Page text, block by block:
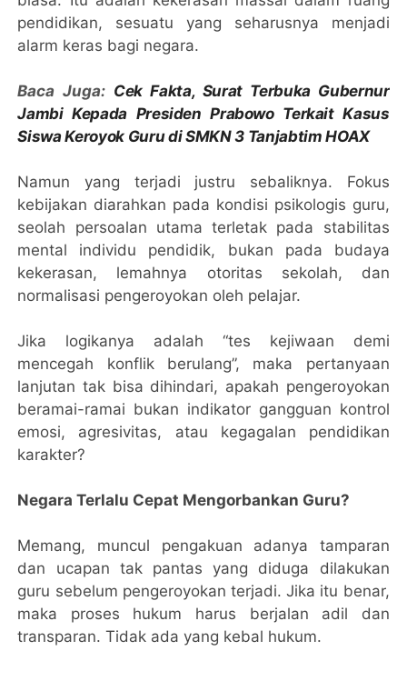
pendidikan, sesuatu yang seharusnya menjadi
alarm keras bagi negara.
Baca Juga: Cek Fakta, Surat Terbuka Gubernur
Jambi Kepada Presiden Prabowo Terkait Kasus
Siswa Keroyok Guru di SMKN 3 Tanjabtim HOAX
Namun yang terjadi justru sebaliknya. Fokus
kebijakan diarahkan pada kondisi psikologis guru,
seolah persoalan utama terletak pada stabilitas
mental individu pendidik, bukan pada budaya
kekerasan, lemahnya otoritas sekolah, dan
normalisasi pengeroyokan oleh pelajar.
Jika logikanya adalah “tes kejiwaan demi
mencegah konflik berulang”, maka pertanyaan
lanjutan tak bisa dihindari, apakah pengeroyokan
beramai-ramai bukan indikator gangguan kontrol
emosi, agresivitas, atau kegagalan pendidikan
karakter?
Negara Terlalu Cepat Mengorbankan Guru?
Memang, muncul pengakuan adanya tamparan
dan ucapan tak pantas yang diduga dilakukan
guru sebelum pengeroyokan terjadi. Jika itu benar,
maka proses hukum harus berjalan adil dan
transparan. Tidak ada yang kebal hukum.